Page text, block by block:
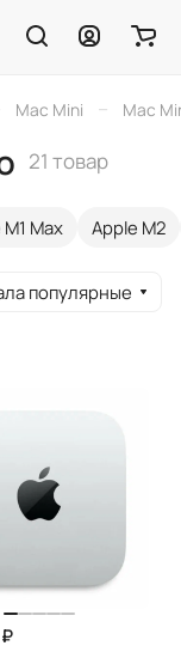
Mac Mini – Mac
21 товар
Max Apple M2
популярные